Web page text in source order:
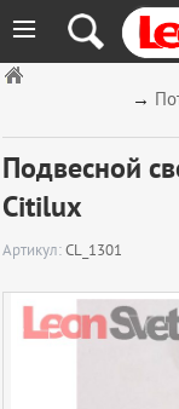
≡
→
Подвесной
Citilux
Артикул:CL_1301